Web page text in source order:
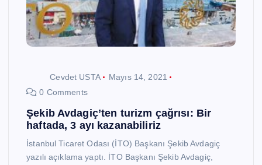
Cevdet USTA
Mayıs 14, 2021
0 Comments
Şekib Avdagiç’ten turizm çağrısı: Bir
haftada, 3 ayı kazanabiliriz
İstanbul Ticaret Odası (İTO) Başkanı Şekib Avdagiç
yazılı açıklama yaptı. İTO Başkanı Şekib Avdagiç,